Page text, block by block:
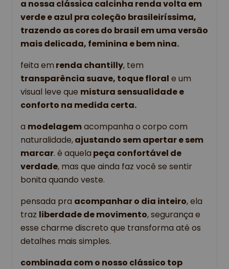
a nossa clássica calcinha renda volta em
verde e azul pra coleção brasileiríssima,
trazendo as cores do brasil em uma versão
mais delicada, feminina e bem nina.
feita em renda chantilly, tem
transparência suave, toque floral e um
visual leve que mistura sensualidade e
conforto na medida certa.
a modelagem acompanha o corpo com
naturalidade, ajustando sem apertar e sem
marcar. é aquela peça confortável de
verdade, mas que ainda faz você se sentir
bonita quando veste.
pensada pra acompanhar o dia inteiro, ela
traz liberdade de movimento, segurança e
esse charme discreto que transforma até os
detalhes mais simples.
combinada com o nosso clássico top